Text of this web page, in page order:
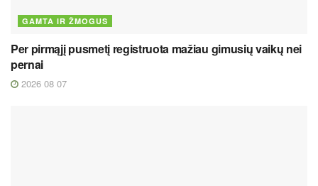
GAMTA IR ŽMOGUS
Per pirmąjį pusmetį registruota mažiau gimusių vaikų nei
pernai
2026 08 07